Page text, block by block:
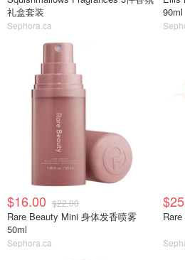
礼盒套装
Sephora.ca
90ml
$16.00 $22.00
Rare Beauty Mini 身体发香喷雾
50ml
Sephora.ca